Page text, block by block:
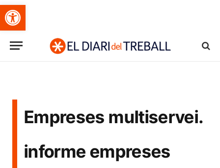
Obre la barra d'eines
Empreses multiservei.
informe empreses